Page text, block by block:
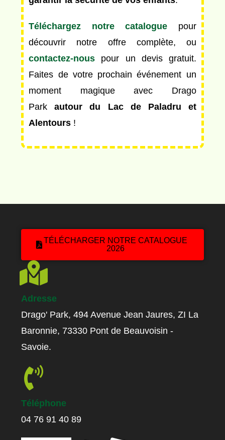
Téléchargez notre catalogue pour
découvrir notre offre complète, ou
contactez-nous pour un devis gratuit.
Faites de votre prochain événement un
moment magique avec Drago
Parkautour du Lac de Paladru et
Alentours !
TÉLÉCHARGER NOTRE CATALOGUE
2026
Adresse
Drago' Park, 494 Avenue Jean Jaures, ZI La
Baronnie, 73330 Pont de Beauvoisin -
Savoie.
Téléphone
04 76 91 40 89